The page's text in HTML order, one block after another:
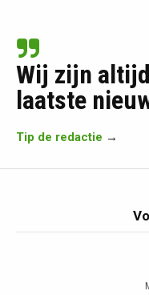
Wij zijn
laatste
Tip de redactie →